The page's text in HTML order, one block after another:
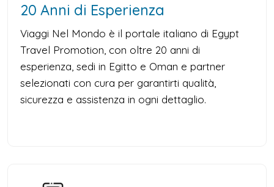
20 Anni di Esperienza
Viaggi Nel Mondo è il portale italiano di Egypt
Travel Promotion, con oltre 20 anni di
esperienza, sedi in Egitto e Oman e partner
selezionati con cura per garantirti qualità,
sicurezza e assistenza in ogni dettaglio.